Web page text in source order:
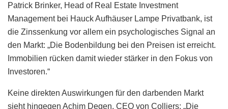
Patrick Brinker, Head of Real Estate Investment
Management bei Hauck Aufhäuser Lampe Privatbank, ist
die Zinssenkung vor allem ein psychologisches Signal an
den Markt: „Die Bodenbildung bei den Preisen ist erreicht.
Immobilien rücken damit wieder stärker in den Fokus von
Investoren.“
Keine direkten Auswirkungen für den darbenden Markt
sieht hingegen Achim Degen, CEO von Colliers: „Die